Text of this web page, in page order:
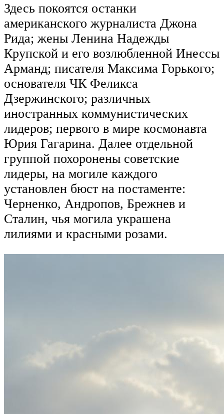
Здесь покоятся останки
американского журналиста Джона
Рида; жены Ленина Надежды
Крупской и его возлюбленной Инессы
Арманд; писателя Максима Горького;
основателя ЧК Феликса
Дзержинского; различных
иностранных коммунистических
лидеров; первого в мире космонавта
Юрия Гагарина. Далее отдельной
группой похоронены советские
лидеры, на могиле каждого
установлен бюст на постаменте:
Черненко, Андропов, Брежнев и
Сталин, чья могила украшена
лилиями и красными розами.